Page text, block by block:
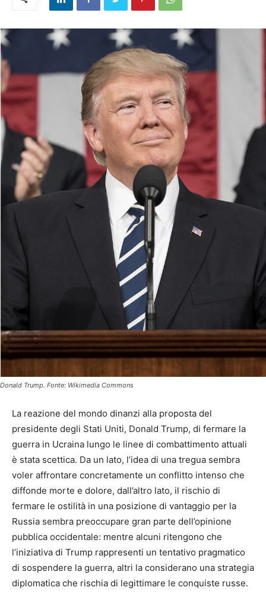
Donald Trump. Fonte: Wikimedia Commons
La reazione del mondo dinanzi alla proposta del
presidente degli Stati Uniti, Donald Trump, di fermare la
guerra in Ucraina lungo le linee di combattimento attuali
è stata scettica. Da un lato, l’idea di una tregua sembra
voler affrontare concretamente un conflitto intenso che
diffonde morte e dolore, dall’altro lato, il rischio di
fermare le ostilità in una posizione di vantaggio per la
Russia sembra preoccupare gran parte dell’opinione
pubblica occidentale: mentre alcuni ritengono che
l’iniziativa di Trump rappresenti un tentativo pragmatico
di sospendere la guerra, altri la considerano una strategia
diplomatica che rischia di legittimare le conquiste russe.